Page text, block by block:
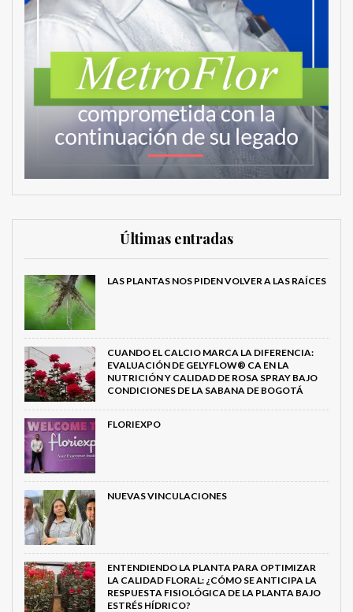
Últimas entradas
LAS PLANTAS NOS PIDEN VOLVER A LAS RAÍCES
CUANDO EL CALCIO MARCA LA DIFERENCIA:
EVALUACIÓN DE GELYFLOW® CA EN LA
NUTRICIÓN Y CALIDAD DE ROSA SPRAY BAJO
CONDICIONES DE LA SABANA DE BOGOTÁ
FLORIEXPO
NUEVAS VINCULACIONES
ENTENDIENDO LA PLANTA PARA OPTIMIZAR
LA CALIDAD FLORAL: ¿CÓMO SE ANTICIPA LA
RESPUESTA FISIOLÓGICA DE LA PLANTA BAJO
ESTRÉS HÍDRICO?